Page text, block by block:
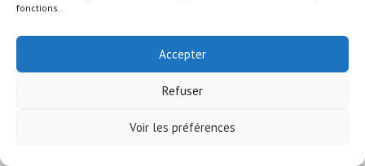
fonctions.
Accepter
Refuser
Voir les préférences